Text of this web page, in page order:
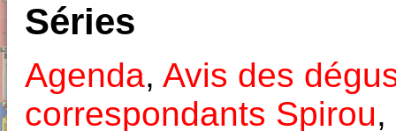
Séries
Agenda, Avis des
correspondants Spirou,